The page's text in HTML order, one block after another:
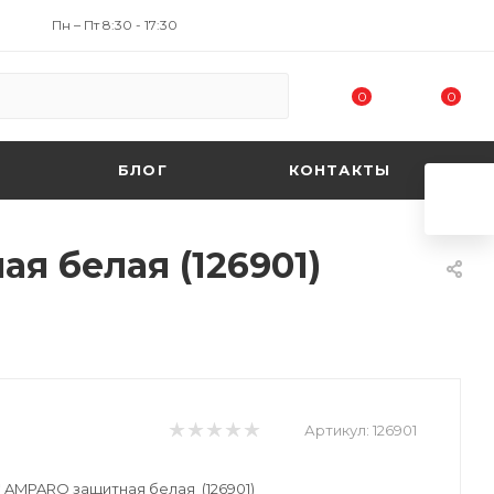
Пн – Пт 8:30 - 17:30
0 0
БЛОГ КОНТАКТЫ
белая (126901)
Артикул: 126901
защитная белая (126901)